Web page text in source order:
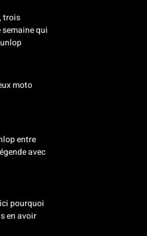
trois
qui
moto
entre
avec
pourquoi
en avoir